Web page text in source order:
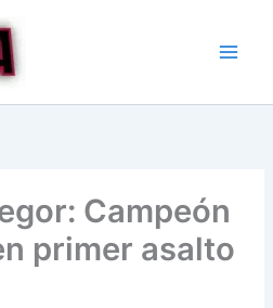
Campeón
primer asalto